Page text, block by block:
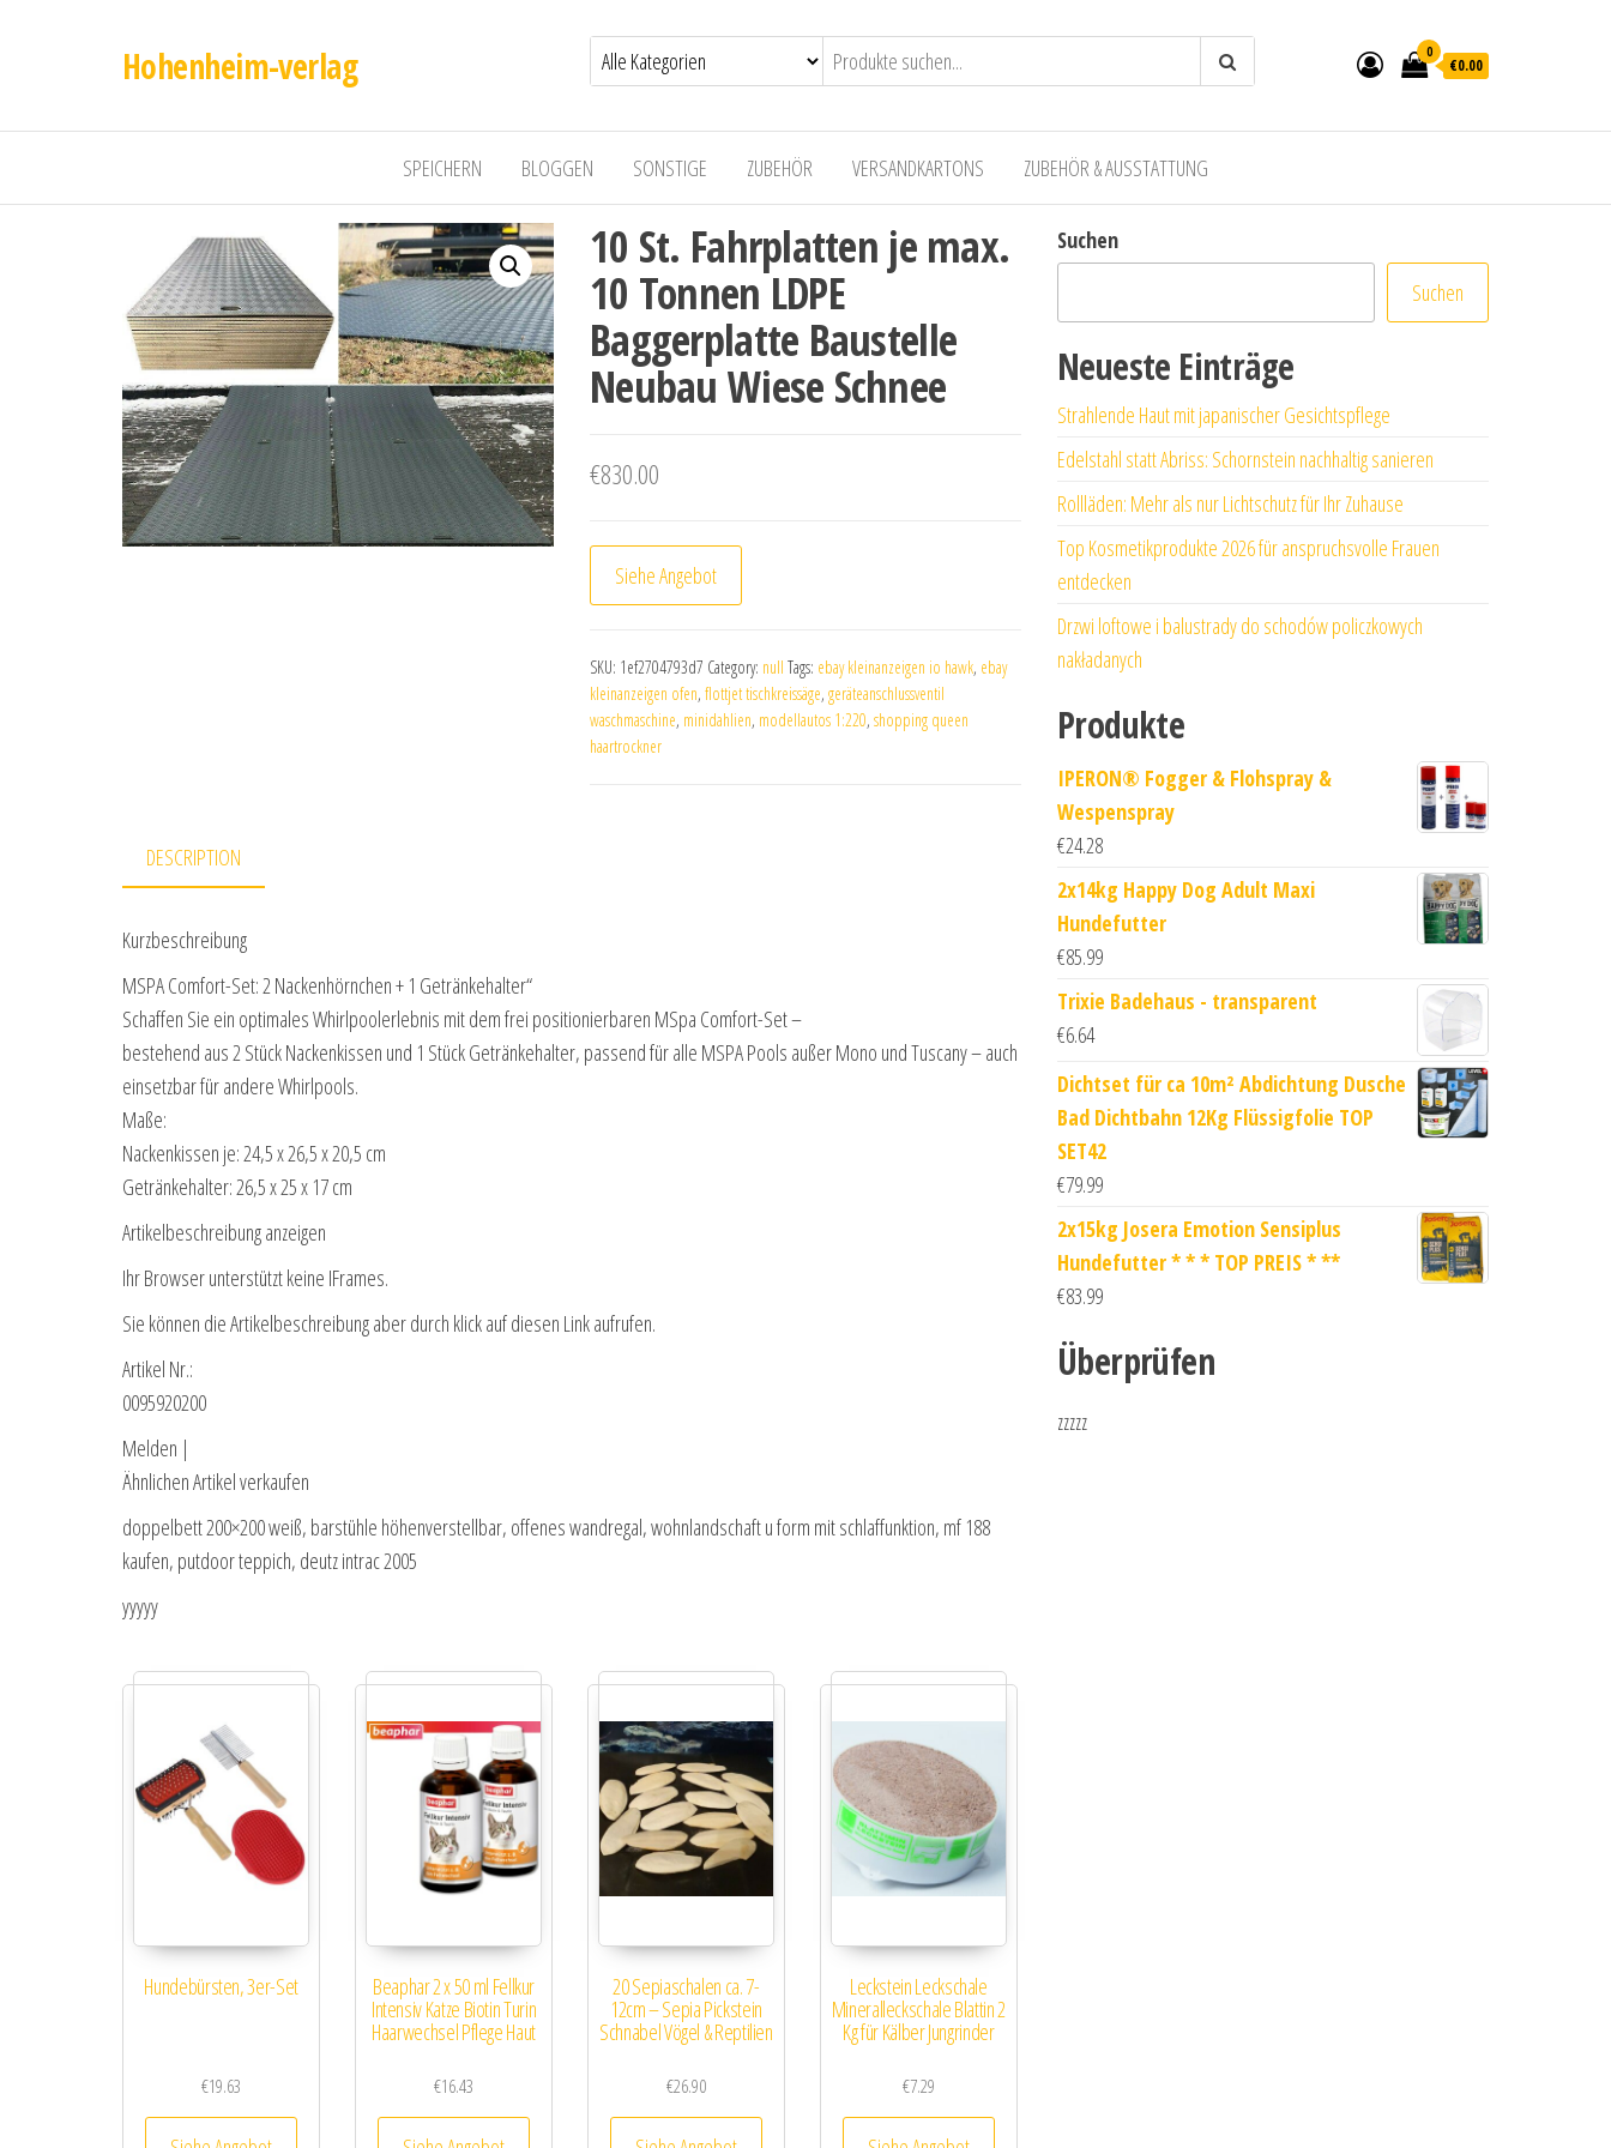
Hohenheim-verlag 0
€0.00
SPEICHERN BLOGGEN SONSTIGE ZUBEHÖR VERSANDKARTONS ZUBEHÖR & AUSSTATTUNG
10 St. Fahrplatten je max.
10 Tonnen LDPE
Baggerplatte Baustelle
Neubau Wiese Schnee
€830.00
Siehe Angebot
SKU: 1ef2704793d7 Category: null Tags: ebay kleinanzeigen io hawk, ebay
kleinanzeigen ofen, flottjet tischkreissäge, geräteanschlussventil
waschmaschine, minidahlien, modellautos 1:220, shopping queen
haartrockner
DESCRIPTION
Kurzbeschreibung
MSPA Comfort-Set: 2 Nackenhörnchen + 1 Getränkehalter“
Schaffen Sie ein optimales Whirlpoolerlebnis mit dem frei positionierbaren MSpa Comfort-Set –
bestehend aus 2 Stück Nackenkissen und 1 Stück Getränkehalter, passend für alle MSPA Pools außer Mono und Tuscany – auch
einsetzbar für andere Whirlpools.
Maße:
Nackenkissen je: 24,5 x 26,5 x 20,5 cm
Getränkehalter: 26,5 x 25 x 17 cm
Artikelbeschreibung anzeigen
Ihr Browser unterstützt keine IFrames.
Sie können die Artikelbeschreibung aber durch klick auf diesen Link aufrufen.
Artikel Nr.:
0095920200
Melden |
Ähnlichen Artikel verkaufen
doppelbett 200×200 weiß, barstühle höhenverstellbar, offenes wandregal, wohnlandschaft u form mit schlaffunktion, mf 188
kaufen, putdoor teppich, deutz intrac 2005
yyyyy
Hundebürsten, 3er-Set
€19.63
Beaphar 2 x 50 ml Fellkur
Intensiv Katze Biotin Turin
Haarwechsel Pflege Haut
€16.43
20 Sepiaschalen ca. 7-
12cm – Sepia Pickstein
Schnabel Vögel & Reptilien
€26.90
Leckstein Leckschale
Mineralleckschale Blattin 2
Kg für Kälber Jungrinder
€7.29
Suchen
Suchen
Neueste Einträge
Strahlende Haut mit japanischer Gesichtspflege
Edelstahl statt Abriss: Schornstein nachhaltig sanieren
Rollläden: Mehr als nur Lichtschutz für Ihr Zuhause
Top Kosmetikprodukte 2026 für anspruchsvolle Frauen
entdecken
Drzwi loftowe i balustrady do schodów policzkowych
nakładanych
Produkte
IPERON® Fogger & Flohspray &
Wespenspray
€24.28
2x14kg Happy Dog Adult Maxi
Hundefutter
€85.99
Trixie Badehaus - transparent
€6.64
Dichtset für ca 10m² Abdichtung Dusche
Bad Dichtbahn 12Kg Flüssigfolie TOP
SET42
€79.99
2x15kg Josera Emotion Sensiplus
Hundefutter * * * TOP PREIS * **
€83.99
Überprüfen
zzzzz